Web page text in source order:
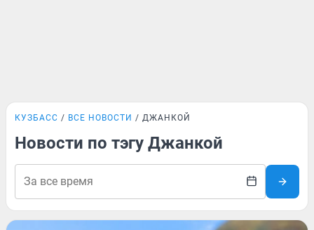
КУЗБАСС ВСЕ НОВОСТИ ДЖАНКОЙ
Новости по тэгу Джанкой